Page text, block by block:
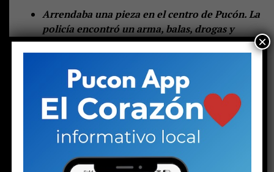
Arrendaba una pieza en el centro de Pucón. La
policía encontró un arma, balas, drogas y
dinero en efectivo. Pero no solo eso: también
desarraigo familiar y, al parecer, capturado por
el mundo narco.
Lo dejaron tirado igual que a mí.
Las palabras de una joven en el hall central de espera
del tribunal de Pucón suenan duras. Las escuchan otras
dos mujeres: una de mediana edad y otra mayor. Las tres
×